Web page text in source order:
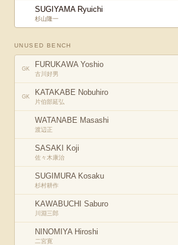
SUGIYAMA Ryuichi
杉山隆一
UNUSED BENCH
GK FURUKAWA Yoshio
古川好男
GK KATAKABE Nobuhiro
片伯部延弘
WATANABE Masashi
渡辺正
SASAKI Koji
佐々木康治
SUGIMURA Kosaku
杉村耕作
KAWABUCHI Saburo
川淵三郎
NINOMIYA Hiroshi
二宮寛